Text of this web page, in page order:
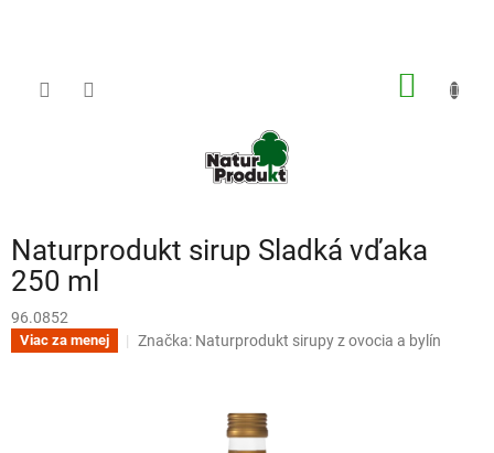
Naturprodukt sirup Sladká vďaka
250 ml
96.0852
Viac za menej Značka: Naturprodukt sirupy z ovocia a bylín